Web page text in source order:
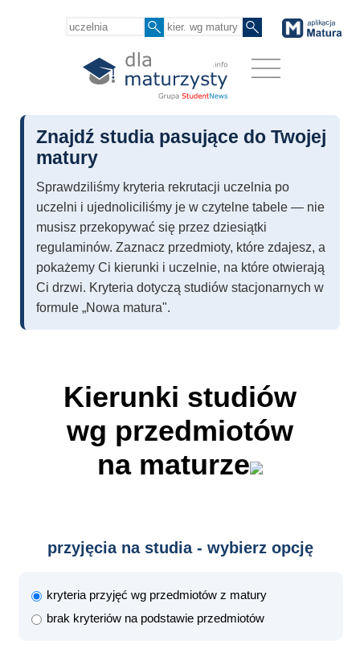
Znajdź studia pasujące do Twojej
matury
Sprawdziliśmy kryteria rekrutacji uczelnia po
uczelni i ujednoliciliśmy je w czytelne tabele — nie
musisz przekopywać się przez dziesiątki
regulaminów. Zaznacz przedmioty, które zdajesz, a
pokażemy Ci kierunki i uczelnie, na które otwierają
Ci drzwi. Kryteria dotyczą studiów stacjonarnych w
formule „Nowa matura".
Kierunki studiów
wg przedmiotów
na maturze
przyjęcia na studia - wybierz opcję
kryteria przyjęć wg przedmiotów z matury
brak kryteriów na podstawie przedmiotów